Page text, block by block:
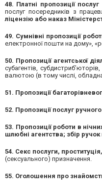
48. Платні пропозиції
послуг посередників з
ліцензію або наказ
49. Сумнівні пропозиції
електронної пошти на дому»,
50. Пропозиції агентської
субагентів,
валютою (в тому числі,
51. Пропозиції
52. Пропозиції послуг
53. Пропозиції роботи в
шлюбні агентства; збір ручок
54. Секс послуги,
(сексуального) призначення.
55. Оголошення про